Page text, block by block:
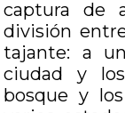
captura de
división
tajante: a
ciudad y
bosque y